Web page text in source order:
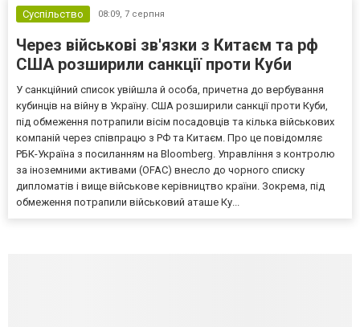
Суспільство 08:09, 7 серпня
Через військові зв'язки з Китаєм та рф
США розширили санкції проти Куби
У санкційний список увійшла й особа, причетна до вербування
кубинців на війну в Україну. США розширили санкції проти Куби,
під обмеження потрапили вісім посадовців та кілька військових
компаній через співпрацю з РФ та Китаєм. Про це повідомляє
РБК-Україна з посиланням на Bloomberg. Управління з контролю
за іноземними активами (OFAC) внесло до чорного списку
дипломатів і вище військове керівництво країни. Зокрема, під
обмеження потрапили військовий аташе Ку...